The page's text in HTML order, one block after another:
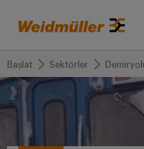
Product catalogue
easyConnect
Geri dön:
Geri dön:
Geri dön:
Başlat Sektörler